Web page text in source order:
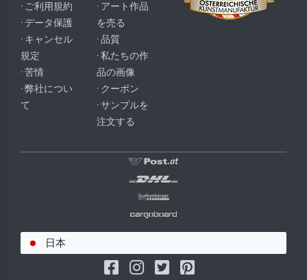
· ご利用規約
· データ保護
· キャンセル
規定
· 苦情
· 弊社につい
て
· アート作品
を売る
· 品質
· 私たちの作
品の画像
· クーポン
· サンプルを
注文する
日本